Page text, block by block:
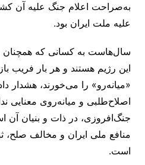
به‌صراحت اعلام جنگ علیه آن
علیه ملت ایران بود.
سال‌هاست به کسانی که همچنان به
این رژیم هستند و هر بار فریب
«میانه‌رو» را می‌خورند، هشدار
اصلاح‌طلبی و میانه‌روی معنایی
جنگ‌افروزی، در ذات و بنیان
منافع ملی ایران و مخالف صلح،
است.